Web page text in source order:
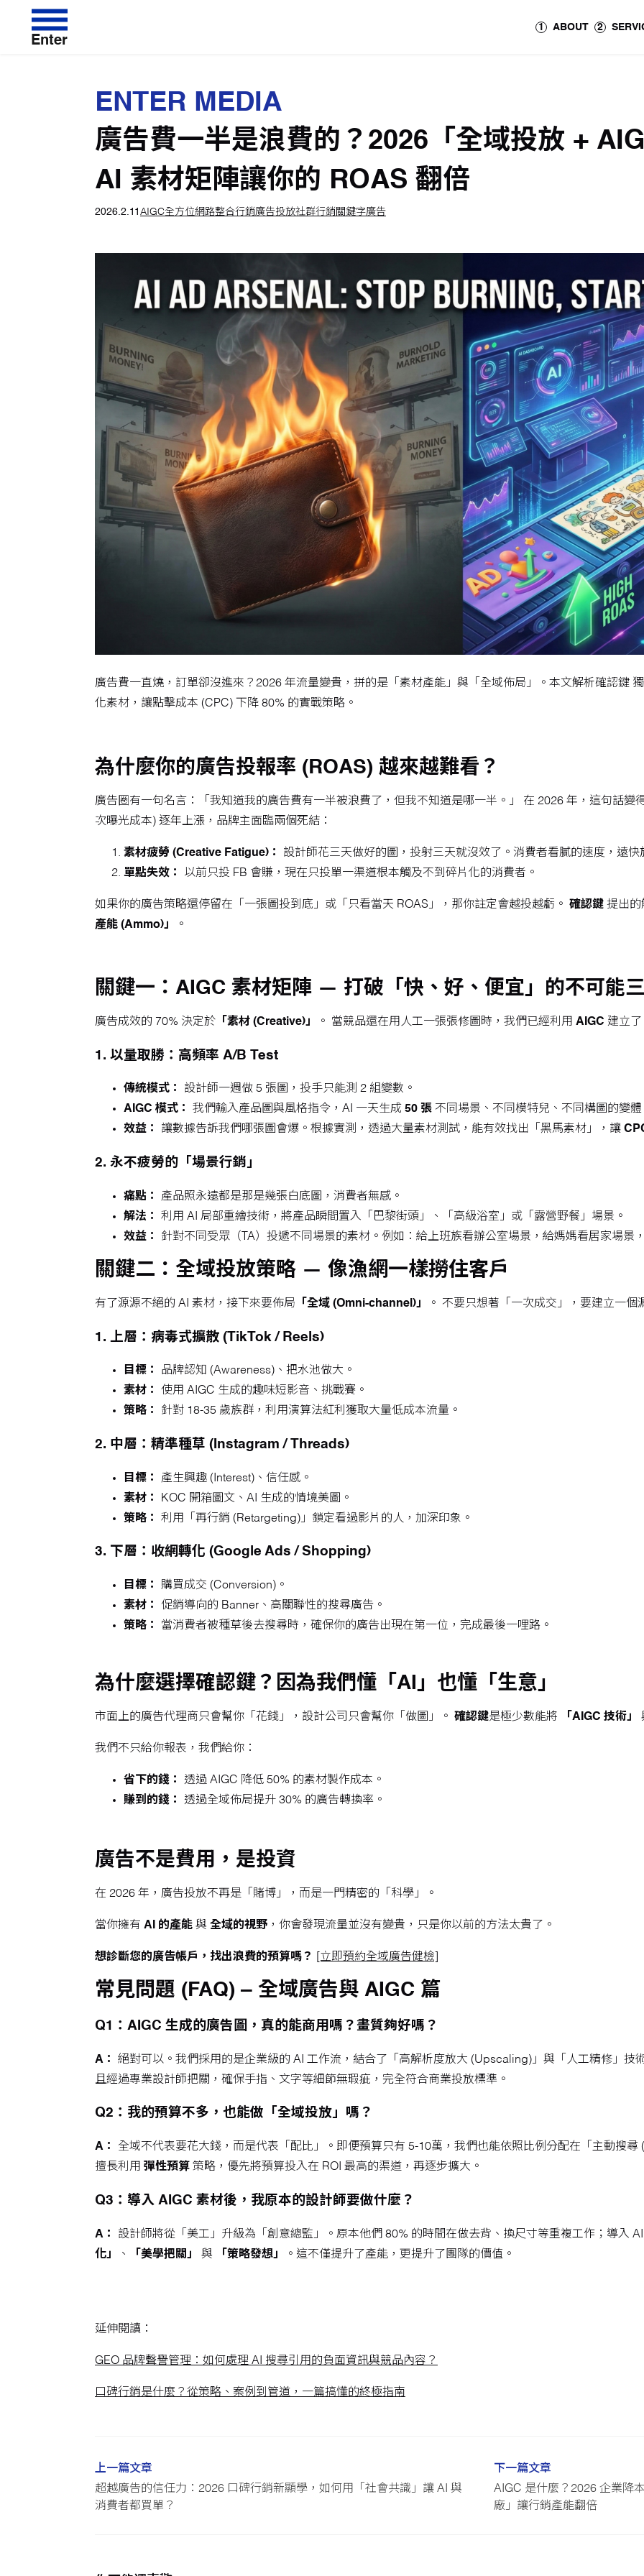
Enter
1 ABOUT 2
ENTER MEDIA
廣告費一半是浪費的？2026「全域投放 +
AI 素材矩陣讓你的 ROAS 翻倍
2026.2.11 AIGC全方位網路整合行銷廣告投放社群行銷 關鍵字廣告
廣告費一直燒，訂單卻沒進來？2026 年流量變貴，拼的是「素材產能」與「全域佈局」。本文解析確認鍵
化素材，讓點擊成本 (CPC) 下降 80% 的實戰策略。
為什麼你的廣告投報率 (ROAS) 越來越難看？
廣告圈有一句名言：「我知道我的廣告費有一半被浪費了，但我不知道是哪一半。」 在 2026 年，這句話變
次曝光成本) 逐年上漲，品牌主面臨兩個死結：
素材疲勞 (Creative Fatigue)：
設計師花三天做好的圖，投射三天就沒效了。消費者看膩的速度，遠快
單點失效：
以前只投 FB 會賺，現在只投單一渠道根本觸及不到碎片化的消費者。
如果你的廣告策略還停留在「一張圖投到底」或「只看當天 ROAS」，那你註定會越投越虧。 確認鍵 提出的
產能 (Ammo)」
。
關鍵一：AIGC 素材矩陣 — 打破「快、好、便宜」的不可能
廣告成效的 70% 決定於 「素材 (Creative)」 。 當競品還在用人工一張張修圖時，我們已經利用 AIGC 建立
1. 以量取勝：高頻率 A/B Test
傳統模式：
設計師一週做 5 張圖，投手只能測 2 組變數。
AIGC 模式：
我們輸入產品圖與風格指令，AI 一天生成 50 張 不同場景、不同模特兒、不同構圖的變
效益：
讓數據告訴我們哪張圖會爆。根據實測，透過大量素材測試，能有效找出「黑馬素材」，讓
2. 永不疲勞的「場景行銷」
痛點：
產品照永遠都是那是幾張白底圖，消費者無感。
解法：
利用 AI 局部重繪技術，將產品瞬間置入「巴黎街頭」、「高級浴室」或「露營野餐」場景。
效益：
針對不同受眾（TA）投遞不同場景的素材。例如：給上班族看辦公室場景，給媽媽看居家場景
關鍵二：全域投放策略 — 像漁網一樣撈住客戶
有了源源不絕的 AI 素材，接下來要佈局 「全域 (Omni-channel)」 。 不要只想著「一次成交」，要建立一個
1. 上層：病毒式擴散 (TikTok / Reels)
目標：
品牌認知 (Awareness)、把水池做大。
素材：
使用 AIGC 生成的趣味短影音、挑戰賽。
策略：
針對 18-35 歲族群，利用演算法紅利獲取大量低成本流量。
2. 中層：精準種草 (Instagram / Threads)
目標：
產生興趣 (Interest)、信任感。
素材：
KOC 開箱圖文、AI 生成的情境美圖。
策略：
利用「再行銷 (Retargeting)」鎖定看過影片的人，加深印象。
3. 下層：收網轉化 (Google Ads / Shopping)
目標：
購買成交 (Conversion)。
素材：
促銷導向的 Banner、高關聯性的搜尋廣告。
策略：
當消費者被種草後去搜尋時，確保你的廣告出現在第一位，完成最後一哩路。
為什麼選擇確認鍵？因為我們懂「AI」也懂「生意」
市面上的廣告代理商只會幫你「花錢」，設計公司只會幫你「做圖」。 確認鍵是極少數能將 「AIGC 技術」
我們不只給你報表，我們給你：
省下的錢：
透過 AIGC 降低 50% 的素材製作成本。
賺到的錢：
透過全域佈局提升 30% 的廣告轉換率。
廣告不是費用，是投資
在 2026 年，廣告投放不再是「賭博」，而是一門精密的「科學」。
當你擁有 AI 的產能 與 全域的視野 ，你會發現流量並沒有變貴，只是你以前的方法太貴了。
想診斷您的廣告帳戶，找出浪費的預算嗎？ [立即預約全域廣告健檢]
常見問題 (FAQ) – 全域廣告與 AIGC 篇
Q1：AIGC 生成的廣告圖，真的能商用嗎？畫質夠好嗎？
A：
絕對可以。我們採用的是企業級的 AI 工作流，結合了「高解析度放大 (Upscaling)」與「人工精修」技
且經過專業設計師把關，確保手指、文字等細節無瑕疵，完全符合商業投放標準。
Q2：我的預算不多，也能做「全域投放」嗎？
A：
全域不代表要花大錢，而是代表「配比」。即便預算只有 5-10萬，我們也能依照比例分配在「主動搜
擅長利用 彈性預算 策略，優先將預算投入在 ROI 最高的渠道，再逐步擴大。
Q3：導入 AIGC 素材後，我原本的設計師要做什麼？
A：
設計師將從「美工」升級為「創意總監」。原本他們 80% 的時間在做去背、換尺寸等重複工作；導入
化」
、 「美學把關」 與 「策略發想」 。這不僅提升了產能，更提升了團隊的價值。
延伸閱讀：
GEO 品牌聲譽管理：如何處理 AI 搜尋引用的負面資訊與競品內容？
口碑行銷是什麼？從策略、案例到管道，一篇搞懂的終極指南
上一篇文章
超越廣告的信任力：2026 口碑行銷新顯學，如何用「社會共識」讓 AI 與
消費者都買單？
下一篇文章
AIGC 是什麼？2026 企業降
廠」讓行銷產能翻倍